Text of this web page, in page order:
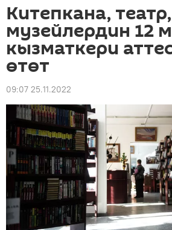
Китепкана, театр,
музейлердин 12
кызматкери
өтөт
09:07 25.11.2022